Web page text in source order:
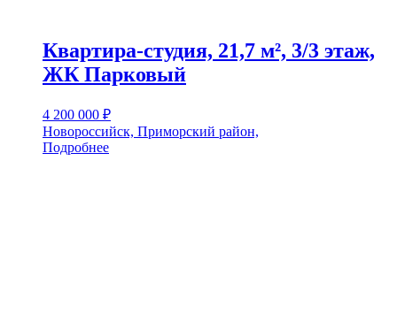
Квартира-студия, 21,7 м², 3/3 этаж,
ЖК Парковый
4 200 000 ₽
Новороссийск, Приморский район,
Подробнее